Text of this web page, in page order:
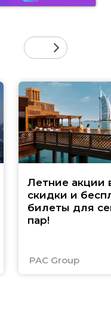
Летние акции
скидки и
билеты для
пар!
PAC Group